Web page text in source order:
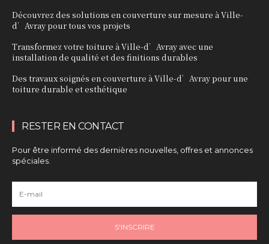
Découvrez des solutions en couverture sur mesure à Ville-
d’Avray pour tous vos projets
Transformez votre toiture à Ville-d’Avray avec une
installation de qualité et des finitions durables
Des travaux soignés en couverture à Ville-d’Avray pour une
toiture durable et esthétique
RESTER EN CONTACT
Pour être informé des dernières nouvelles, offres et annonces
spéciales.
S'INSCRIRE